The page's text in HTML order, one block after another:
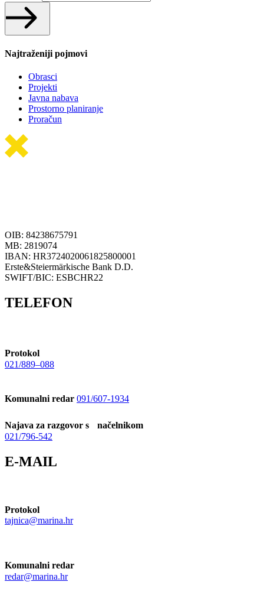
Najtraženiji pojmovi
Obrasci
Projekti
Javna nabava
Prostorno planiranje
Proračun
OIB: 84238675791
MB: 2819074
IBAN: HR3724020061825800001
Erste&Steiermärkische Bank D.D.
SWIFT/BIC: ESBCHR22
TELEFON
Protokol
021/889–088
Komunalni redar 091/607-1934
Najava za razgovor s načelnikom
021/796-542
E-MAIL
Protokol
tajnica@marina.hr
Komunalni redar
redar@marina.hr